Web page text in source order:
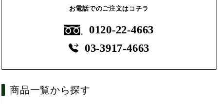
お電話でのご注文はコチラ
0120-22-4663
03-3917-4663
商品一覧から探す